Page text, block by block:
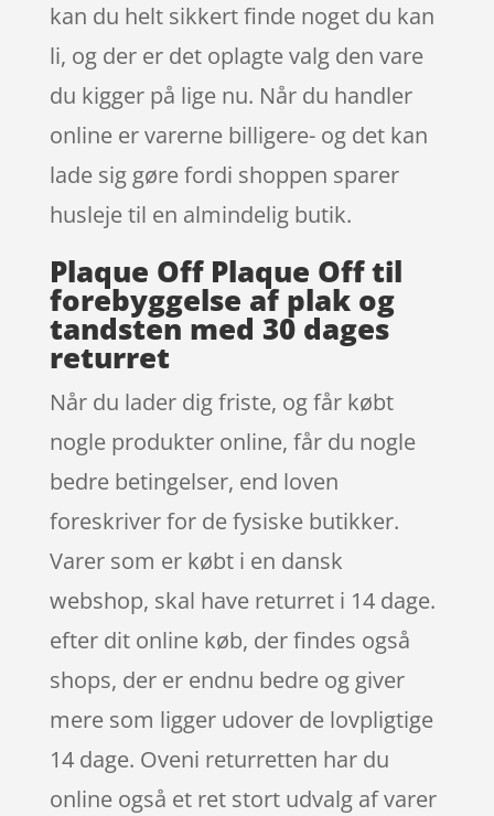
kan du helt sikkert finde noget du kan
li, og der er det oplagte valg den vare
du kigger på lige nu. Når du handler
online er varerne billigere- og det kan
lade sig gøre fordi shoppen sparer
husleje til en almindelig butik.
Plaque Off Plaque Off til
forebyggelse af plak og
tandsten med 30 dages
returret
Når du lader dig friste, og får købt
nogle produkter online, får du nogle
bedre betingelser, end loven
foreskriver for de fysiske butikker.
Varer som er købt i en dansk
webshop, skal have returret i 14 dage.
efter dit online køb, der findes også
shops, der er endnu bedre og giver
mere som ligger udover de lovpligtige
14 dage. Oveni returretten har du
online også et ret stort udvalg af varer